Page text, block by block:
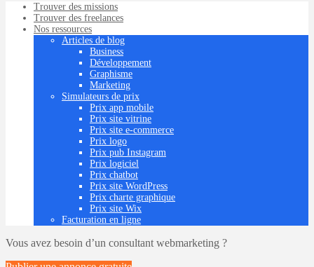
Trouver des missions
Trouver des freelances
Nos ressources
Articles de blog
Business
Développement
Graphisme
Marketing
Simulateurs de prix
Prix app mobile
Prix site vitrine
Prix site e-commerce
Prix logo
Prix pub Instagram
Prix logiciel
Prix chatbot
Prix site WordPress
Prix charte graphique
Prix site Wix
Facturation en ligne
Vous avez besoin d’un consultant webmarketing ?